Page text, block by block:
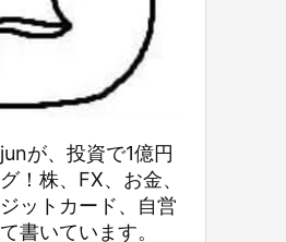
が、投資で1億円
！株、FX、お金、
ットカード、自営
書いています。